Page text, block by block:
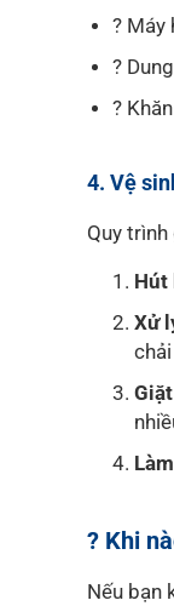
? Máy
?
?
4. Vệ
Quy
Hút
Xử
? Khi
Nếu bạn